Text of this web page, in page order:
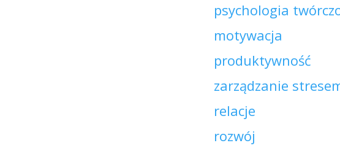
psychologia
motywacja
produktywność
zarządzanie
relacje
rozwój